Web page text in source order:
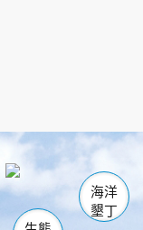
海生館
恆春
龍鑾
瓊
關山
白砂
海洋
墾丁